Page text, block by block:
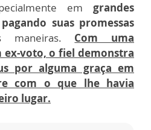
em grandes
pagando suas promessas
maneiras. Com uma
ex-voto, o fiel demonstra
por alguma graça em
com o que lhe havia
lugar.